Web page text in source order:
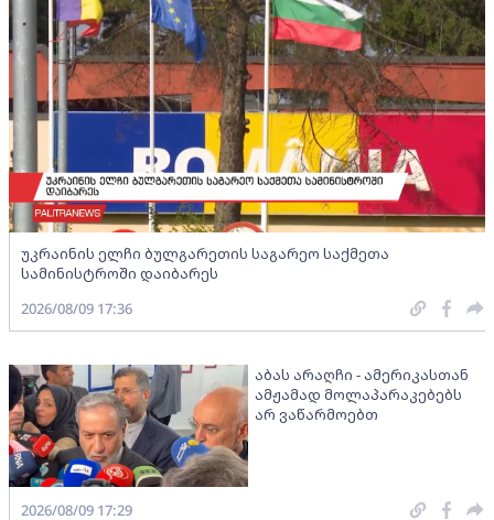
უკრაინის ელჩი ბულგარეთის საგარეო საქმეთა
სამინისტროში დაიბარეს
2026/08/09 17:36
აბას არაღჩი - ამერიკასთან
ამჟამად მოლაპარაკებებს
არ ვაწარმოებთ
2026/08/09 17:29